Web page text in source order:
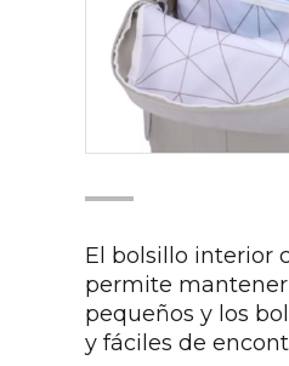
El bolsillo interior
permite mantener
pequeños y los
y fáciles de